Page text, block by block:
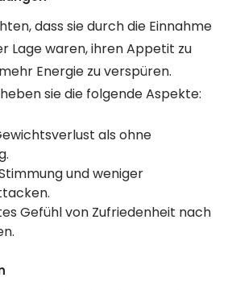
dass sie durch die Einnahme
Lage waren, ihren Appetit zu
Energie zu verspüren.
sie die folgende Aspekte:
als ohne
und weniger
Gefühl von Zufriedenheit nach